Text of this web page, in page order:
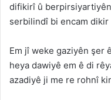
difikirî û
serbilindî bi encam dikir
Em jî weke gaziyên şer
heya dawiyê em ê di
azadiyê ji me re rohnî